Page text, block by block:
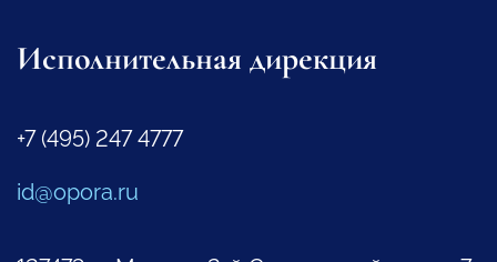
Исполнительная дирекция
+7 (495) 247 4777
id@opora.ru